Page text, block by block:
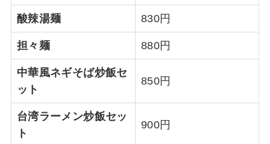
酸辣湯麺 830円
担々麺 880円
中華風ネギそば炒飯セ
ット
850円
台湾ラーメン炒飯セッ
ト
900円